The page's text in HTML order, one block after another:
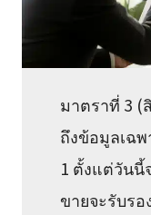
มาตราที่ 3 (
ถึงข้อมูลเฉพ
1 ตั้งแต่วัน
ขายจะรับรอ